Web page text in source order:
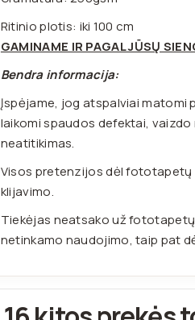
Ritinio plotis: iki 100 cm
GAMINAME IR PAGAL JŪSŲ
Bendra informacija:
Įspėjame, jog atspalviai matomi
laikomi spaudos defektai,
neatitikimas.
Visos pretenzijos dėl fototapetų
klijavimo.
Tiekėjas neatsako už
netinkamo naudojimo, taip pat